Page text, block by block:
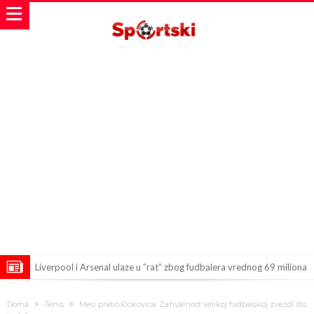
Liverpool i Arsenal ulaze u “rat” zbog fudbalera vrednog 69 miliona
Doma Tenis
Mesi pratio Đokovića: Zahvalnost velikoj fudbalskoj zvezdi što